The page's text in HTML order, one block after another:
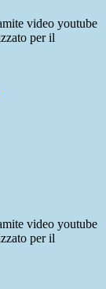
video youtube
per il
video youtube
per il